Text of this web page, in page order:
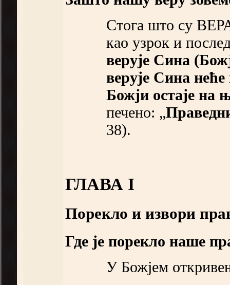
Стога што су
као узрок и
верује Сина
верује Сина
Божји остаје на
печено: „
38).
ГЛАВА I
Порекло и извори
Где је порекло наше
У Божјем